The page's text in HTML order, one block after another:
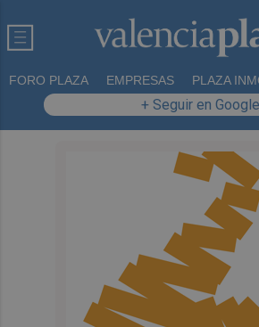
FORO PLAZA EMPRESAS PLAZA
+ Seguir en Google